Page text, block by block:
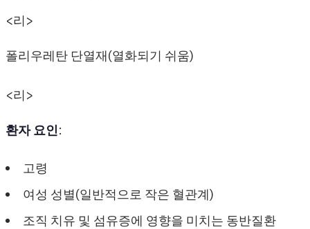
<리>
폴리우레탄 단열재(열화되기 쉬움)
<리>
환자 요인:
고령
여성 성별(일반적으로 작은 혈관계)
조직 치유 및 섬유증에 영향을 미치는 동반질환